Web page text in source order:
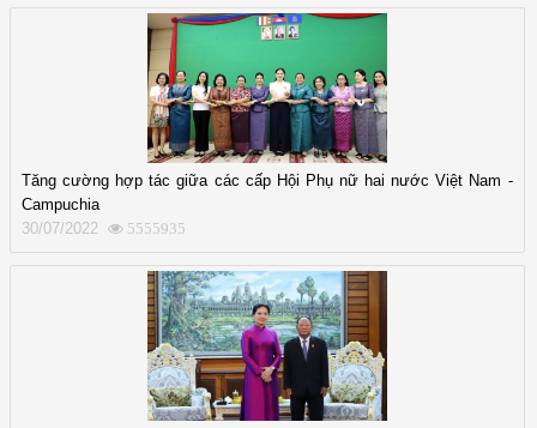
Tăng cường hợp tác giữa các cấp Hội Phụ nữ hai nước Việt Nam -
Campuchia
30/07/2022
5555935